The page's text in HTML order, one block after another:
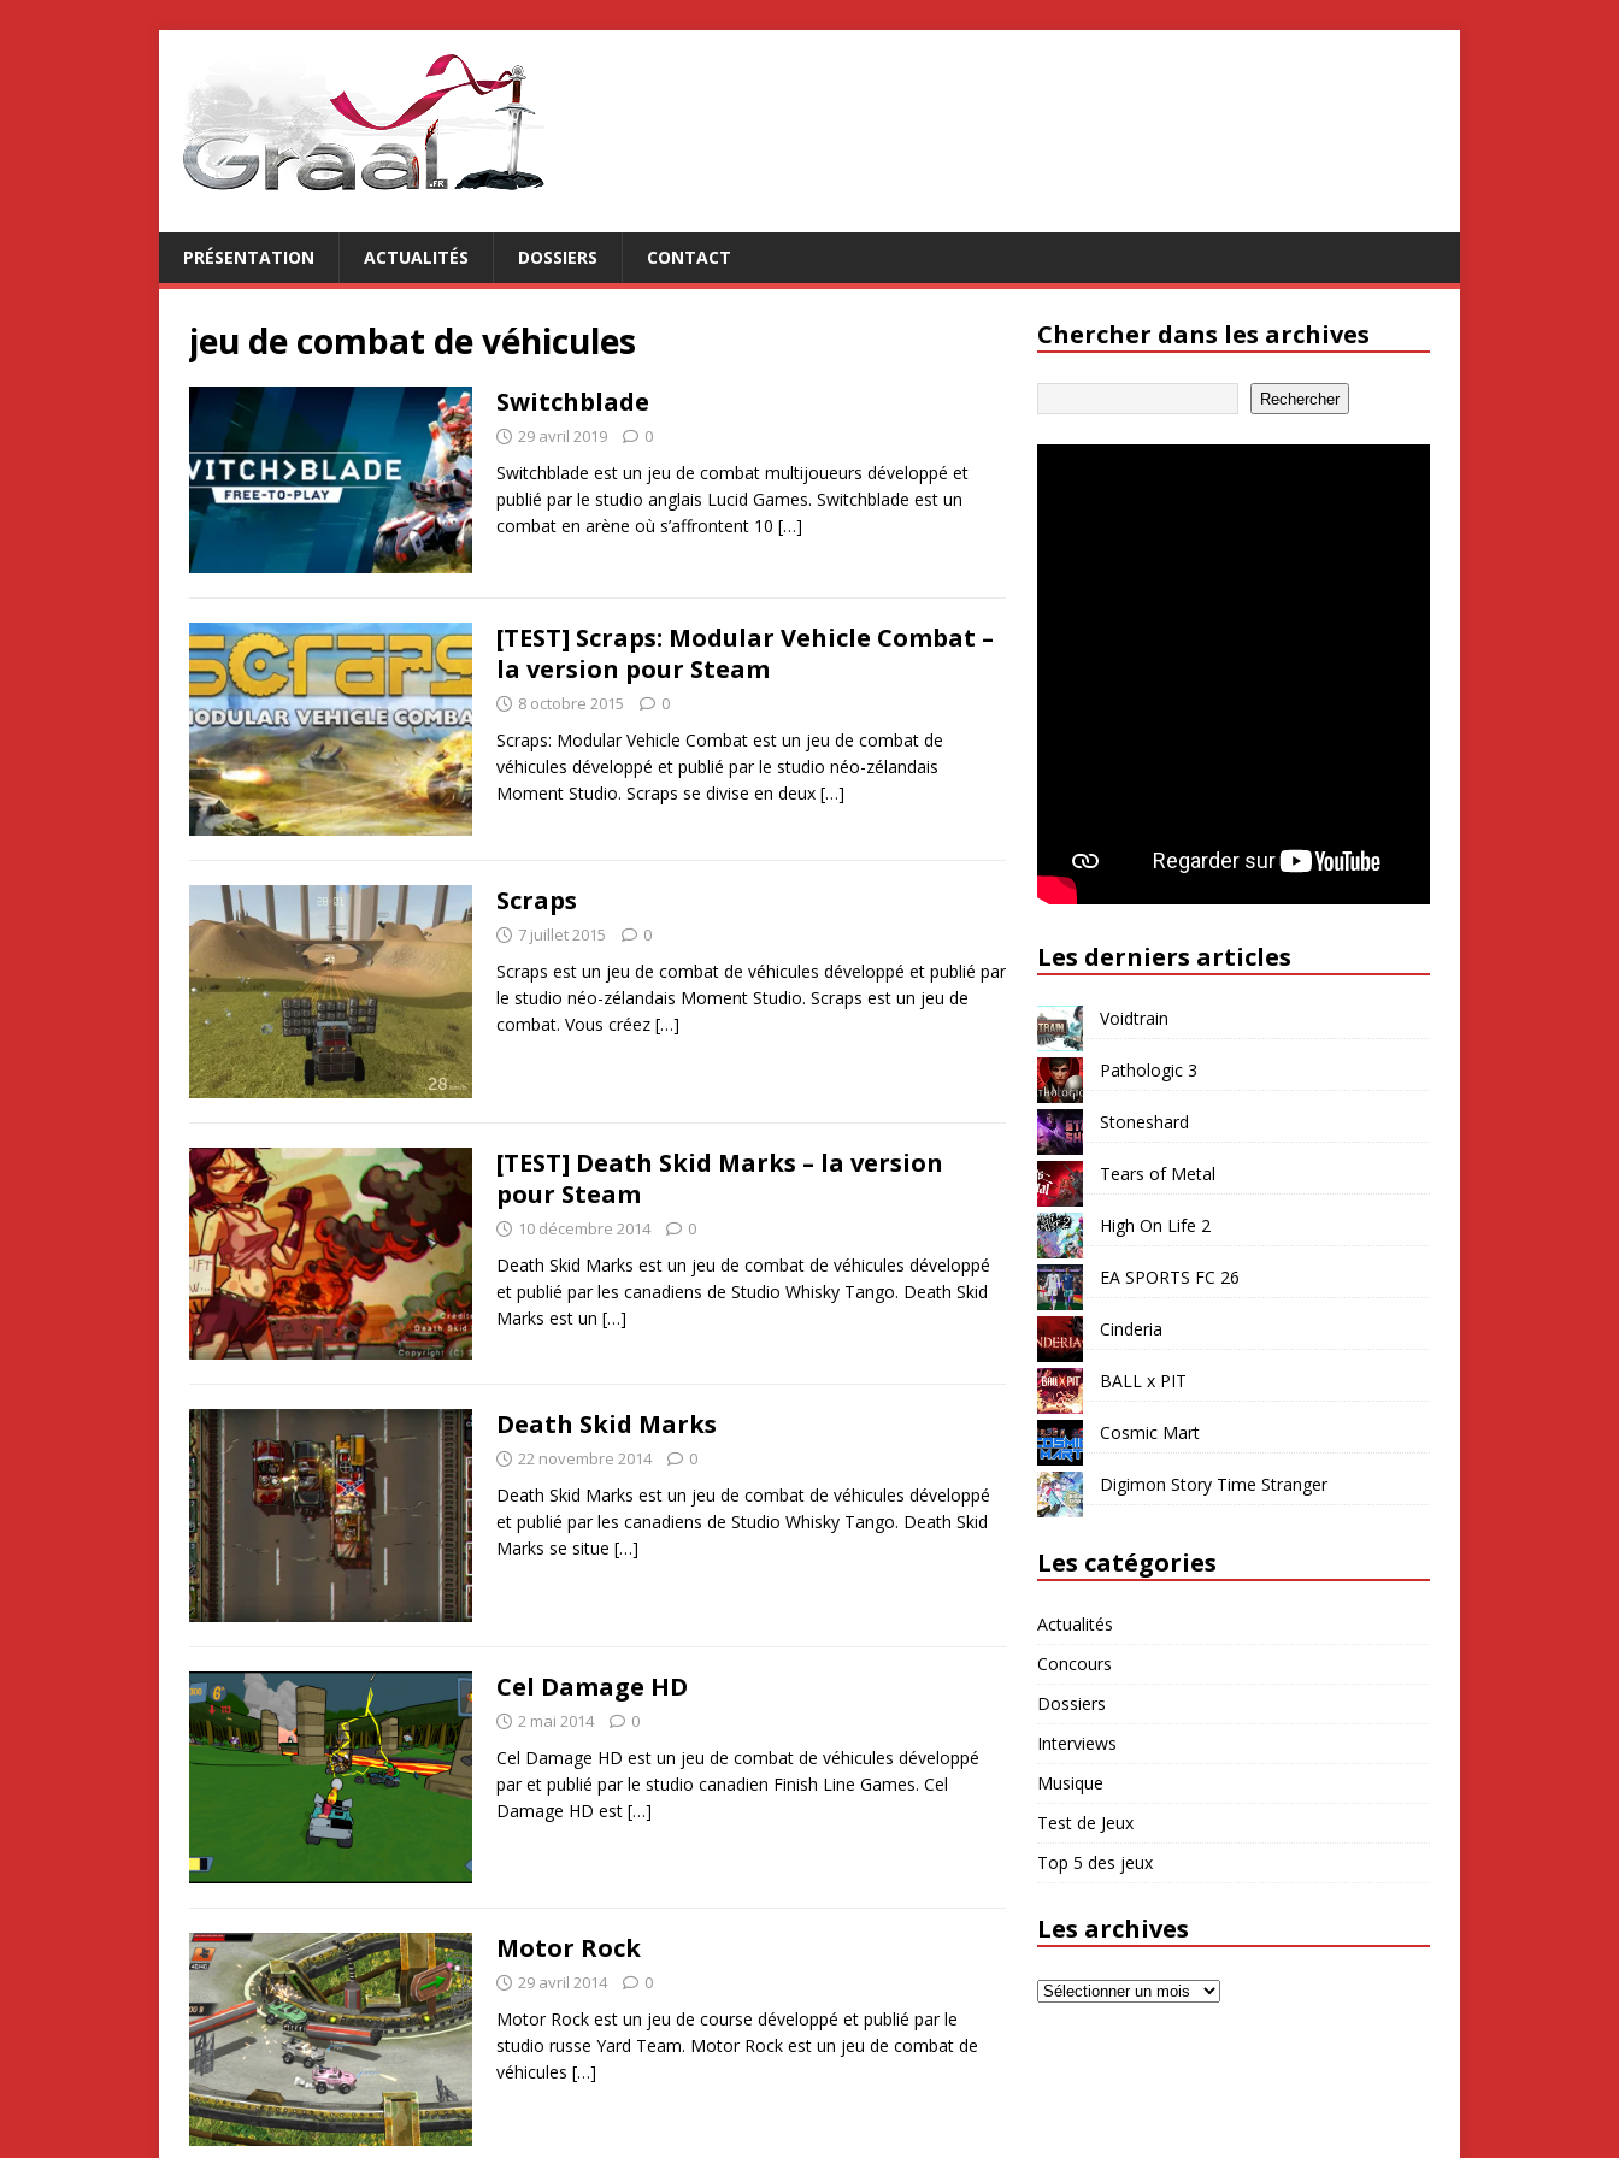
PRÉSENTATION ACTUALITÉS DOSSIERS CONTACT
jeu de combat de véhicules
Switchblade
29 avril 2019 0
Switchblade est un jeu de combat multijoueurs développé et
publié par le studio anglais Lucid Games. Switchblade est un
combat en arène où s’affrontent 10 […]
[TEST] Scraps: Modular Vehicle Combat –
la version pour Steam
8 octobre 2015 0
Scraps: Modular Vehicle Combat est un jeu de combat de
véhicules développé et publié par le studio néo-zélandais
Moment Studio. Scraps se divise en deux […]
Scraps
7 juillet 2015 0
Scraps est un jeu de combat de véhicules développé et publié par
le studio néo-zélandais Moment Studio. Scraps est un jeu de
combat. Vous créez […]
[TEST] Death Skid Marks – la version
pour Steam
10 décembre 2014 0
Death Skid Marks est un jeu de combat de véhicules développé
et publié par les canadiens de Studio Whisky Tango. Death Skid
Marks est un […]
Death Skid Marks
22 novembre 2014 0
Death Skid Marks est un jeu de combat de véhicules développé
et publié par les canadiens de Studio Whisky Tango. Death Skid
Marks se situe […]
Cel Damage HD
2 mai 2014 0
Cel Damage HD est un jeu de combat de véhicules développé
par et publié par le studio canadien Finish Line Games. Cel
Damage HD est […]
Motor Rock
29 avril 2014 0
Motor Rock est un jeu de course développé et publié par le
studio russe Yard Team. Motor Rock est un jeu de combat de
véhicules […]
Chercher dans les archives
Rechercher
Les derniers articles
Voidtrain
Pathologic 3
Stoneshard
Tears of Metal
High On Life 2
EA SPORTS FC 26
Cinderia
BALL x PIT
Cosmic Mart
Digimon Story Time Stranger
Les catégories
Actualités
Concours
Dossiers
Interviews
Musique
Test de Jeux
Top 5 des jeux
Les archives